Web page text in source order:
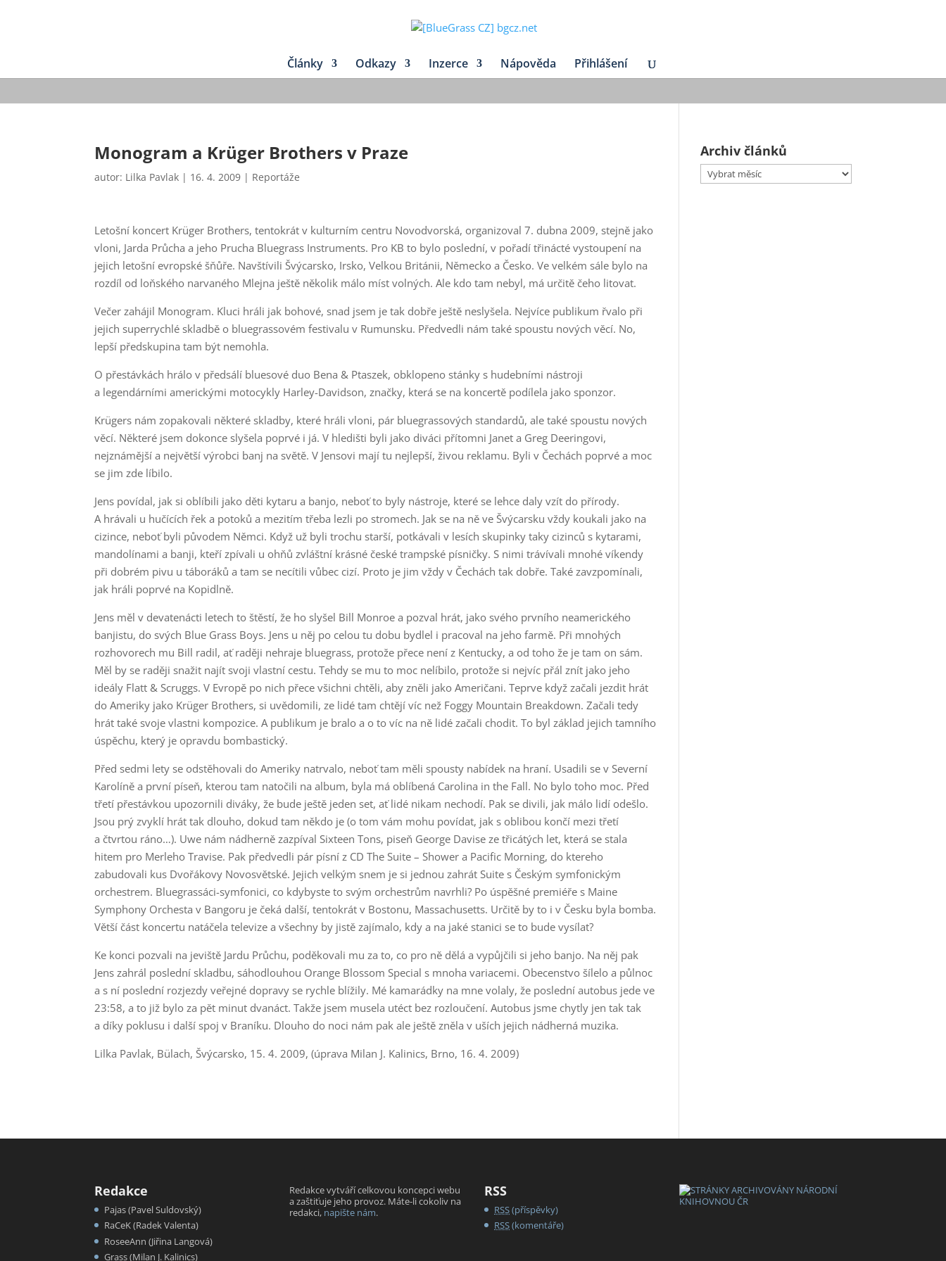
Články Odkazy Inzerce Nápověda Přihlášení
Monogram a Krüger Brothers v Praze
autor: Lilka Pavlak | 16. 4. 2009 | Reportáže
Letošní koncert Krüger Brothers, tentokrát v kulturním centru Novodvorská, organizoval 7. dubna 2009, stejně jako
vloni, Jarda Průcha a jeho Prucha Bluegrass Instruments. Pro KB to bylo poslední, v pořadí třinácté vystoupení na
jejich letošní evropské šňůře. Navštívili Švýcarsko, Irsko, Velkou Británii, Německo a Česko. Ve velkém sále bylo na
rozdíl od loňského narvaného Mlejna ještě několik málo míst volných. Ale kdo tam nebyl, má určitě čeho litovat.
Večer zahájil Monogram. Kluci hráli jak bohové, snad jsem je tak dobře ještě neslyšela. Nejvíce publikum řvalo při
jejich superrychlé skladbě o bluegrassovém festivalu v Rumunsku. Předvedli nám také spoustu nových věcí. No,
lepší předskupina tam být nemohla.
O přestávkách hrálo v předsálí bluesové duo Bena & Ptaszek, obklopeno stánky s hudebními nástroji
a legendárními americkými motocykly Harley-Davidson, značky, která se na koncertě podílela jako sponzor.
Krügers nám zopakovali některé skladby, které hráli vloni, pár bluegrassových standardů, ale také spoustu nových
věcí. Některé jsem dokonce slyšela poprvé i já. V hledišti byli jako diváci přítomni Janet a Greg Deeringovi,
nejznámější a největší výrobci banj na světě. V Jensovi mají tu nejlepší, živou reklamu. Byli v Čechách poprvé a moc
se jim zde líbilo.
Jens povídal, jak si oblíbili jako děti kytaru a banjo, neboť to byly nástroje, které se lehce daly vzít do přírody.
A hrávali u hučících řek a potoků a mezitím třeba lezli po stromech. Jak se na ně ve Švýcarsku vždy koukali jako na
cizince, neboť byli původem Němci. Když už byli trochu starší, potkávali v lesích skupinky taky cizinců s kytarami,
mandolínami a banji, kteří zpívali u ohňů zvláštní krásné české trampské písničky. S nimi trávívali mnohé víkendy
při dobrém pivu u táboráků a tam se necítili vůbec cizí. Proto je jim vždy v Čechách tak dobře. Také zavzpomínali,
jak hráli poprvé na Kopidlně.
Jens měl v devatenácti letech to štěstí, že ho slyšel Bill Monroe a pozval hrát, jako svého prvního neamerického
banjistu, do svých Blue Grass Boys. Jens u něj po celou tu dobu bydlel i pracoval na jeho farmě. Při mnohých
rozhovorech mu Bill radil, ať raději nehraje bluegrass, protože přece není z Kentucky, a od toho že je tam on sám.
Měl by se raději snažit najít svoji vlastní cestu. Tehdy se mu to moc nelíbilo, protože si nejvíc přál znít jako jeho
ideály Flatt & Scruggs. V Evropě po nich přece všichni chtěli, aby zněli jako Američani. Teprve když začali jezdit hrát
do Ameriky jako Krüger Brothers, si uvědomili, ze lidé tam chtějí víc než Foggy Mountain Breakdown. Začali tedy
hrát také svoje vlastni kompozice. A publikum je bralo a o to víc na ně lidé začali chodit. To byl základ jejich tamního
úspěchu, který je opravdu bombastický.
Před sedmi lety se odstěhovali do Ameriky natrvalo, neboť tam měli spousty nabídek na hraní. Usadili se v Severní
Karolíně a první píseň, kterou tam natočili na album, byla má oblíbená Carolina in the Fall. No bylo toho moc. Před
třetí přestávkou upozornili diváky, že bude ještě jeden set, ať lidé nikam nechodí. Pak se divili, jak málo lidí odešlo.
Jsou prý zvyklí hrát tak dlouho, dokud tam někdo je (o tom vám mohu povídat, jak s oblibou končí mezi třetí
a čtvrtou ráno…). Uwe nám nádherně zazpíval Sixteen Tons, piseň George Davise ze třicátých let, která se stala
hitem pro Merleho Travise. Pak předvedli pár písní z CD The Suite – Shower a Pacific Morning, do ktereho
zabudovali kus Dvořákovy Novosvětské. Jejich velkým snem je si jednou zahrát Suite s Českým symfonickým
orchestrem. Bluegrassáci-symfonici, co kdybyste to svým orchestrům navrhli? Po úspěšné premiéře s Maine
Symphony Orchesta v Bangoru je čeká další, tentokrát v Bostonu, Massachusetts. Určitě by to i v Česku byla bomba.
Větší část koncertu natáčela televize a všechny by jistě zajímalo, kdy a na jaké stanici se to bude vysílat?
Ke konci pozvali na jeviště Jardu Průchu, poděkovali mu za to, co pro ně dělá a vypůjčili si jeho banjo. Na něj pak
Jens zahrál poslední skladbu, sáhodlouhou Orange Blossom Special s mnoha variacemi. Obecenstvo šílelo a půlnoc
a s ní poslední rozjezdy veřejné dopravy se rychle blížily. Mé kamarádky na mne volaly, že poslední autobus jede ve
23:58, a to již bylo za pět minut dvanáct. Takže jsem musela utéct bez rozloučení. Autobus jsme chytly jen tak tak
a díky poklusu i další spoj v Braníku. Dlouho do noci nám pak ale ještě zněla v uších jejich nádherná muzika.
Lilka Pavlak, Bülach, Švýcarsko, 15. 4. 2009, (úprava Milan J. Kalinics, Brno, 16. 4. 2009)
Archiv článků
Archiv
Redakce
Pajas (Pavel Suldovský)
RaCeK (Radek Valenta)
RoseeAnn (Jiřina Langová)
Grass (Milan J. Kalinics)
Redakce vytváří celkovou koncepci webu
a zaštiťuje jeho provoz. Máte-li cokoliv na
redakci, napište nám.
RSS
RSS(příspěvky)
RSS(komentáře)